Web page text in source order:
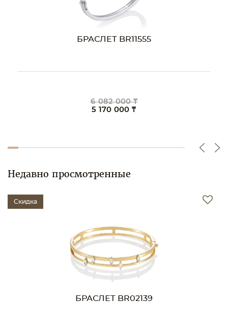
БРАСЛЕТ BR11555
6 082 000 ₸
5 170 000 ₸
Недавно просмотренные
Скидка
БРАСЛЕТ BR02139